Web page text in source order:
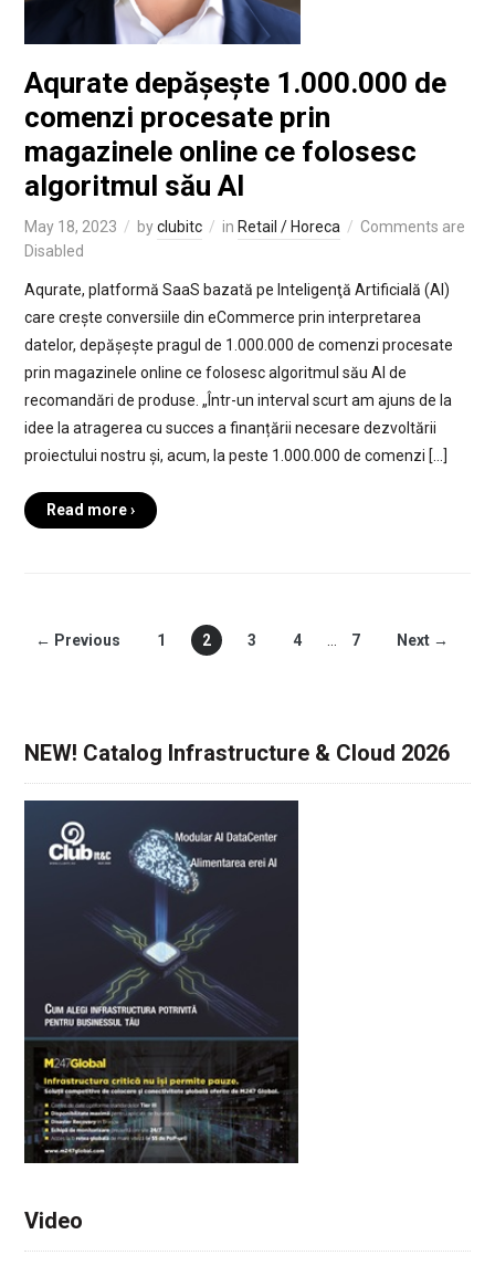
Aqurate depășește 1.000.000 de
comenzi procesate prin
magazinele online ce folosesc
algoritmul său AI
May 18, 2023 byclubitc in Retail / Horeca
Comments are
Disabled
Aqurate, platformă SaaS bazată pe Inteligenţă Artificială (AI)
care crește conversiile din eCommerce prin interpretarea
datelor, depășește pragul de 1.000.000 de comenzi procesate
prin magazinele online ce folosesc algoritmul său AI de
recomandări de produse. „Într-un interval scurt am ajuns de la
idee la atragerea cu succes a finanțării necesare dezvoltării
proiectului nostru și, acum, la peste 1.000.000 de comenzi […]
Read more ›
← Previous 1 2 3 4 7 Next →
NEW! Catalog Infrastructure & Cloud 2026
Video